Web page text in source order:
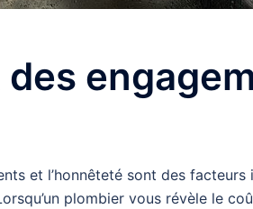
et l’honnêteté sont des
plombier vous révèle le